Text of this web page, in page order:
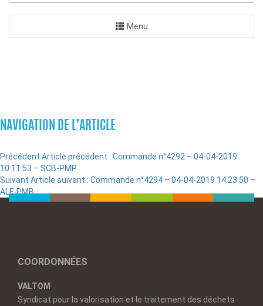
Menu
NAVIGATION DE L’ARTICLE
Précédent Article précédent : Commande n°4292 – 04-04-2019
10:11:53 – SCB-PMP
Suivant Article suivant : Commande n°4294 – 04-04-2019 14:23:50 –
ALF-PMB
COORDONNÉES
VALTOM
Syndicat pour la valorisation et le traitement des déchets